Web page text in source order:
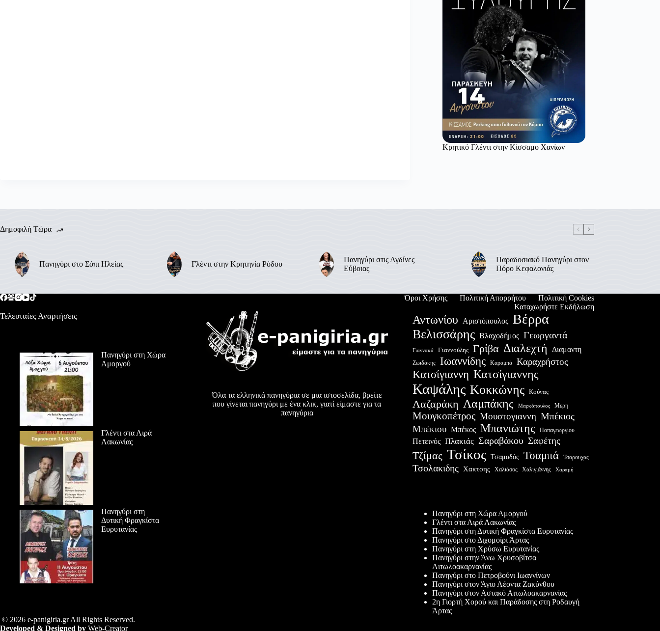
Κρητικό Γλέντι στην Κίσσαμο Χανίων
Δημοφιλή Τώρα
Πανηγύρι στο Σόπι Ηλείας Γλέντι στην Κρητηνία Ρόδου
Πανηγύρι στις Αγδίνες
Εύβοιας
Παραδοσιακό Πανηγύρι στον
Πόρο Κεφαλονιάς
Όροι Χρήσης Πολιτική Απορρήτου
Πολιτική Cookies
Καταχωρήστε Εκδήλωση
Τελευταίες Αναρτήσεις
Πανηγύρι στη Χώρα
Αμοργού
Γλέντι στα Λιρά
Λακωνίας
Πανηγύρι στη
Δυτική Φραγκίστα
Ευρυτανίας
Όλα τα ελληνικά πανηγύρια σε μια ιστοσελίδα, βρείτε
που γίνεται πανηγύρι με ένα κλικ, γιατί είμαστε για τα
πανηγύρια
Αντωνίου Αριστόπουλος Βέρρα
Βελισσάρης Βλαχοδήμος Γεωργαντά
Γιαννακά Γιαννούλης Γρίβα Διαλεχτή Διαμαντη
Ζωιδάκης Ιωαννίδης Καραμπά Καραχρήστος
Κατσίγιαννη Κατσίγιαννης
Καψάλης Κοκκώνης Κούνας
Λαζαράκη Λαμπάκης Μαρκόπουλος Μερη
Μουγκοπέτρος Μουστογιαννη Μπέκιος
Μπέκιου Μπέκος Μπανιώτης Παπαγεωργίου
Πετεινός Πλακιάς Σαραβάκου Σαφέτης
Τζίμας Τσίκος Τσαμαδός Τσαμπά Τσαρουχας
Τσολακιδης Χακτσης Χαλιάσος Χαλιγιάννης Χαραμή
Πανηγύρι στη Χώρα Αμοργού
Γλέντι στα Λιρά Λακωνίας
Πανηγύρι στη Δυτική Φραγκίστα Ευρυτανίας
Πανηγύρι στο Διχομοίρι Άρτας
Πανηγύρι στη Χρύσω Ευρυτανίας
Πανηγύρι στην Άνω Χρυσοβίτσα
Αιτωλοακαρνανίας
Πανηγύρι στο Πετροβούνι Ιωαννίνων
Πανηγύρι στον Άγιο Λέοντα Ζακύνθου
Πανηγύρι στον Αστακό Αιτωλοακαρνανίας
2η Γιορτή Χορού και Παράδοσης στη Ροδαυγή
Άρτας
© 2026 e-panigiria.gr All Rights Reserved.
Developed & Designed by Web-Creator